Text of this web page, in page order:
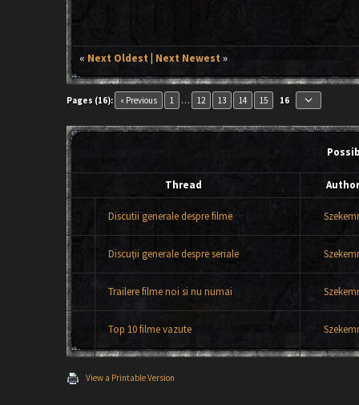
« Next Oldest Next Newest »
Pages (16): « Previous 1 … 12 13 14 15 16 keyboard_arrow_down
Thread Author
Discutii generale despre filme
Discuţii generale despre seriale
Trailere filme noi si nu numai
Top 10 filme vazute
View a Printable Version